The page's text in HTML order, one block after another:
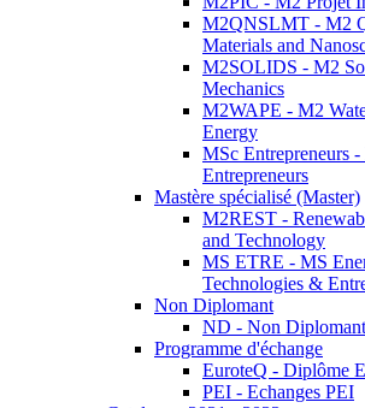
M2QNSLMT - M2
Materials and
M2SOLIDS - M2
Mechanics
M2WAPE - M2
Energy
MSc Entrepreneurs
Entrepreneurs
Mastère spécialisé (Master)
M2REST -
and Technology
MS ETRE - MS
Technologies &
Non Diplomant
ND - Non Diplomant
Programme d'échange
EuroteQ - Diplôme
PEI - Echanges PEI